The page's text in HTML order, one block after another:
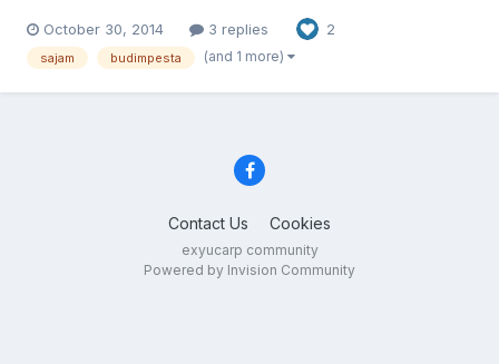
gde se sajam održava i nazad. Cena: 30e po osobi Ako bude
bilo zainteresovanih moguća tura i za nedelju. Info...
October 30, 2014 3 replies 2
sajam budimpesta (and 1 more)
Contact Us Cookies
exyucarp community
Powered by Invision Community